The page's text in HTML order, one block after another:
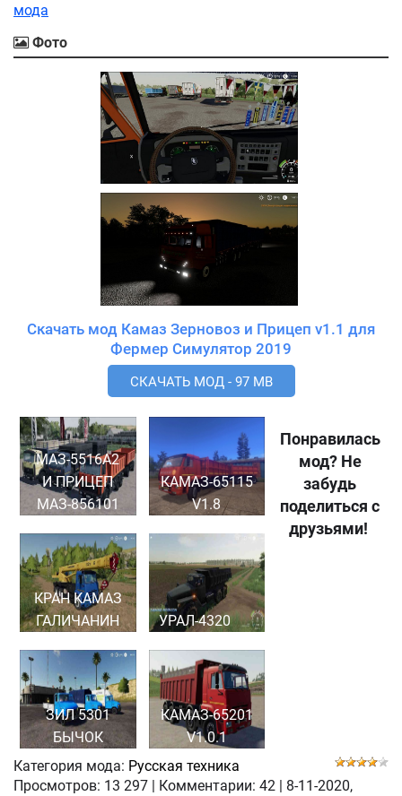
мода
Фото
Скачать мод Камаз Зерновоз и Прицеп v1.1 для
Фермер Симулятор 2019
СКАЧАТЬ МОД - 97 MB
МАЗ-5516А2
И ПРИЦЕП
МАЗ-856101
КАМАЗ-65115
V1.8
КРАН КАМАЗ
ГАЛИЧАНИН
УРАЛ-4320
ЗИЛ 5301
БЫЧОК
КАМАЗ-65201
V1.0.1
Понравилась
мод? Не
забудь
поделиться с
друзьями!
Категория мода: Русская техника
Просмотров: 13 297 Комментарии: 42
8-11-2020,